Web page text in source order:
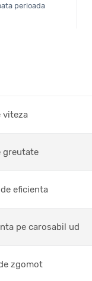
perioada
viteza
greutate
eficienta
pe carosabil ud
zgomot